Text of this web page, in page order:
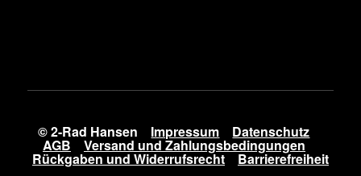
© 2-Rad Hansen Impressum Datenschutz
AGB Versand und Zahlungsbedingungen
Rückgaben und Widerrufsrecht Barrierefreiheit